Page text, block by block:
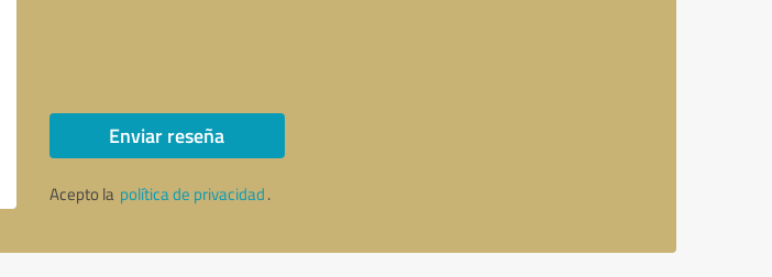
Enviar reseña
Acepto la política de privacidad.